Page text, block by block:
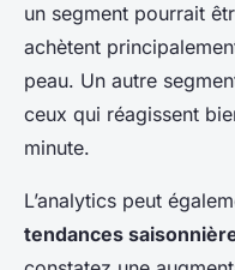
un segment pourrait
achètent
peau. Un autre
ceux qui réagissent
minute.
L’analytics peut
tendances